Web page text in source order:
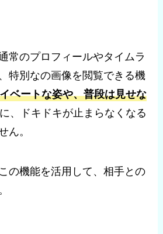
常のプロフィールやタイムラ
特別なの画像を閲覧できる機
ベートな姿や、普段は見せな
に、ドキドキが止まらなくなる
ん。
の機能を活用して、相手との